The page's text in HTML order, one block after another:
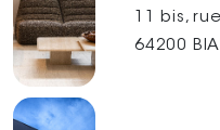
11 bis,
64200